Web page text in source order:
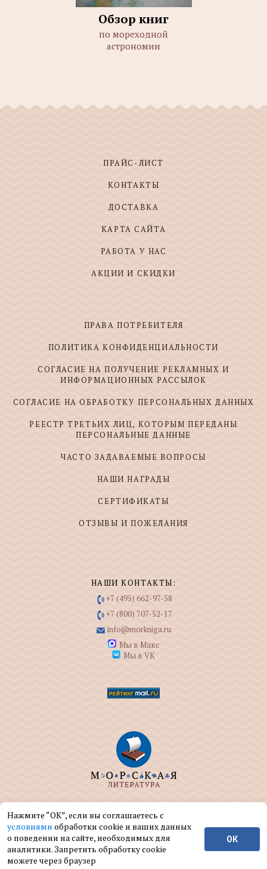
Обзор книг
по мореходной
астрономии
ПРАЙС-ЛИСТ
КОНТАКТЫ
ДОСТАВКА
КАРТА САЙТА
РАБОТА У НАС
АКЦИИ И СКИДКИ
ПРАВА ПОТРЕБИТЕЛЯ
ПОЛИТИКА КОНФИДЕНЦИАЛЬНОСТИ
СОГЛАСИЕ НА ПОЛУЧЕНИЕ РЕКЛАМНЫХ И
ИНФОРМАЦИОННЫХ РАССЫЛОК
СОГЛАСИЕ НА ОБРАБОТКУ ПЕРСОНАЛЬНЫХ ДАННЫХ
РЕЕСТР ТРЕТЬИХ ЛИЦ, КОТОРЫМ ПЕРЕДАНЫ
ПЕРСОНАЛЬНЫЕ ДАННЫЕ
ЧАСТО ЗАДАВАЕМЫЕ ВОПРОСЫ
НАШИ НАГРАДЫ
СЕРТИФИКАТЫ
ОТЗЫВЫ И ПОЖЕЛАНИЯ
НАШИ КОНТАКТЫ:
+7 (495) 662-97-58
+7 (800) 707-52-17
info@morkniga.ru
Мы в Макс
Мы в VK
ООО "МОРКНИГА" занимается изданием и
реализацией книг на морскую тематику.
© ООО "МОРКНИГА", 2004 — 2026 г.
Нажмите “ОК”, если вы соглашаетесь с
условиями обработки cookie и ваших данных
о поведении на сайте, необходимых для
аналитики. Запретить обработку cookie
можете через браузер
ОК